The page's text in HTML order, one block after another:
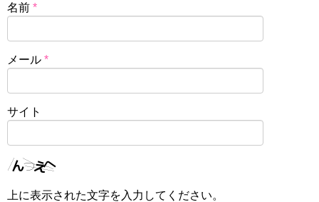
名前 *
メール *
サイト
上に表示された文字を入力してください。